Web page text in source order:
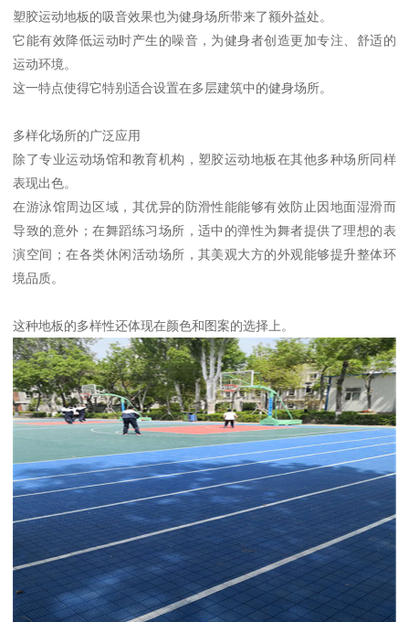
塑胶运动地板的吸音效果也为健身场所带来了额外益处。
它能有效降低运动时产生的噪音，为健身者创造更加专注、舒适的
运动环境。
这一特点使得它特别适合设置在多层建筑中的健身场所。
多样化场所的广泛应用
除了专业运动场馆和教育机构，塑胶运动地板在其他多种场所同样
表现出色。
在游泳馆周边区域，其优异的防滑性能能够有效防止因地面湿滑而
导致的意外；在舞蹈练习场所，适中的弹性为舞者提供了理想的表
演空间；在各类休闲活动场所，其美观大方的外观能够提升整体环
境品质。
这种地板的多样性还体现在颜色和图案的选择上。